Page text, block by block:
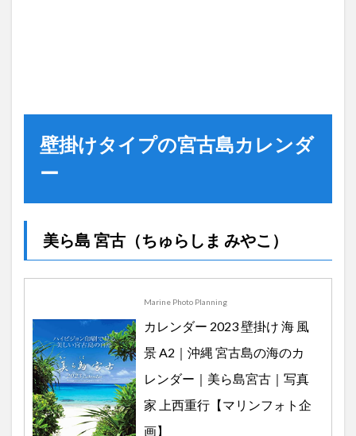
壁掛けタイプの宮古島カレンダ
ー
美ら島 宮古（ちゅらしま みやこ）
Marine Photo Planning
カレンダー 2023 壁掛け 海 風
景 A2｜沖縄 宮古島の海のカ
レンダー｜美ら島宮古｜写真
家 上西重行【マリンフォト企
画】